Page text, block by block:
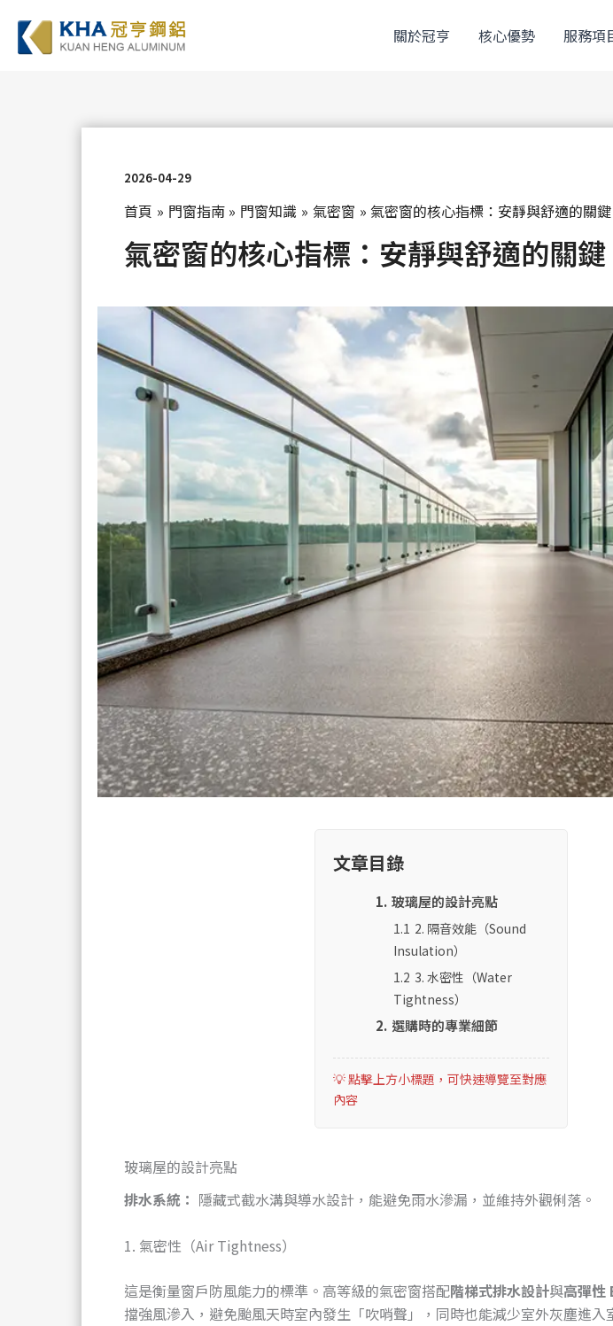
關於冠亨 核心優勢 服務項
2026-04-29
首頁 門窗指南 門窗知識 氣密窗 氣密窗的核心指標：安靜與舒適的關鍵
氣密窗的核心指標：安靜與舒適的關鍵
文章目錄
1. 玻璃屋的設計亮點
1.1 2. 隔音效能（Sound
Insulation）
1.2 3. 水密性（Water
Tightness）
2. 選購時的專業細節
玻璃屋的設計亮點
排水系統： 隱藏式截水溝與導水設計，能避免雨水滲漏，並維持外觀俐落。
1. 氣密性（Air Tightness）
這是衡量窗戶防風能力的標準。高等級的氣密窗搭配階梯式排水設計與高彈性
擋強風滲入，避免颱風天時室內發生「吹哨聲」，同時也能減少室外灰塵進入